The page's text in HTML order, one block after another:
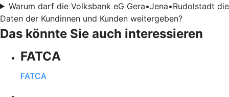
Warum darf die Volksbank eG Gera•Jena•Rudolstadt die
Daten der Kundinnen und Kunden weitergeben?
Das könnte Sie auch interessieren
FATCA
FATCA